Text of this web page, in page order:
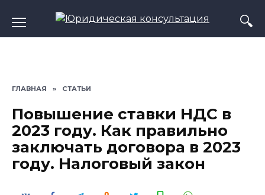
содержанию
ГЛАВНАЯ » СТАТЬИ
Повышение ставки НДС в
2023 году. Как правильно
заключать договора в 2023
году. Налоговый закон